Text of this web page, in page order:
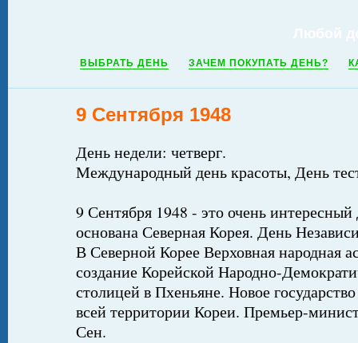
ВЫБРАТЬ ДЕНЬ ЗАЧЕМ ПОКУПАТЬ ДЕНЬ?
9 Сентября 1948
День недели: четверг.
Международный день красоты, День
9 Сентября 1948 - это очень интересный
основана Северная Корея. День
В Северной Корее Верховная народная
создание Корейской Народно-
столицей в Пхеньяне. Новое
всей территории Кореи. Премьер-
Сен.